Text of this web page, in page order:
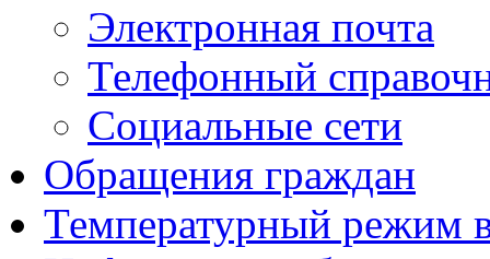
Электронная почта
Телефонный
Социальные сети
Обращения граждан
Температурный режим